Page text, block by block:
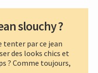
slouchy ?
tenter par ce jean
des looks chics et
? Comme toujours,